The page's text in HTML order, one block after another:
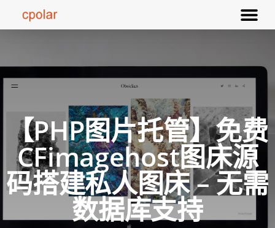
【PHP图片托管】免费
CFimagehost图床源
码搭建私人图床 – 无需
数据库支持